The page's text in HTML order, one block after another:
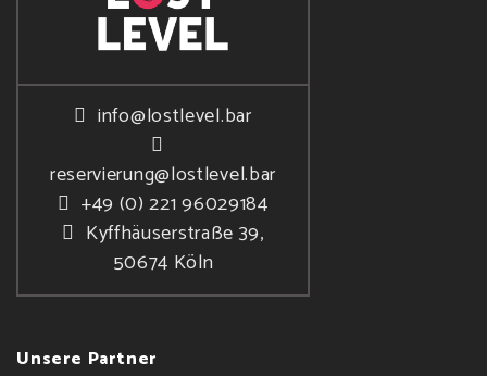
info@lostlevel.bar
reservierung@lostlevel.bar
+49 (0) 221 96029184
Kyffhäuserstraße 39,
50674 Köln
Unsere Partner